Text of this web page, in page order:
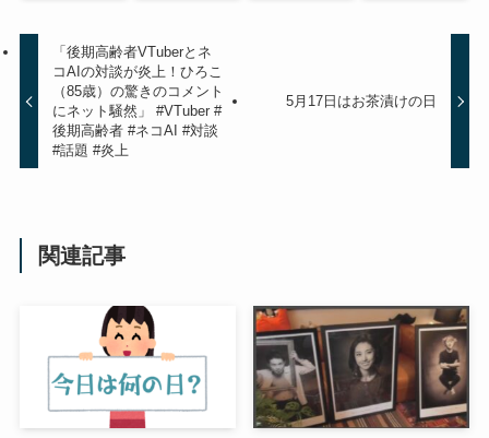
「後期高齢者VTuberとネ
コAIの対談が炎上！ひろこ
（85歳）の驚きのコメント
にネット騒然」 #VTuber #
後期高齢者 #ネコAI #対談
#話題 #炎上
5月17日はお茶漬けの日
関連記事